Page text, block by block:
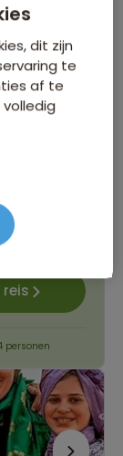
woestijn
met je
reis
personen
dit zijn
te
af te